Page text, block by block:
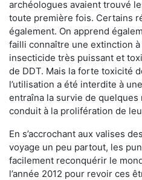
archéologues avaient trouvé
toute première fois. Certains
également. On apprend
failli connaître une extinction à
insecticide très puissant et
de DDT. Mais la forte toxicité
l’utilisation a été interdite à
entraîna la survie de quelques
conduit à la prolifération de
En s’accrochant aux valises
voyage un peu partout, les
facilement reconquérir le
l’année 2012 pour revoir ces